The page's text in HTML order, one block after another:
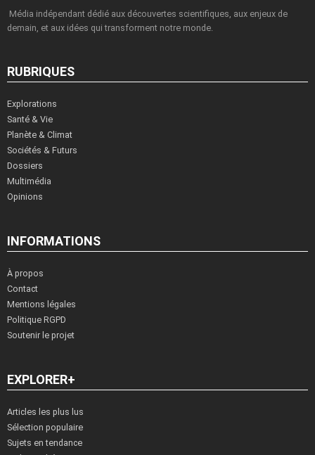
Média indépendant dédié aux découvertes scientifiques, aux enjeux de
demain, et aux idées qui transforment notre monde.
RUBRIQUES
Explorations
Santé & Vie
Planète & Climat
Sociétés & Futurs
Dossiers
Multimédia
Opinions
INFORMATIONS
À propos
Contact
Mentions légales
Politique RGPD
Soutenir le projet
EXPLORER+
Articles les plus lus
Sélection populaire
Sujets en tendance